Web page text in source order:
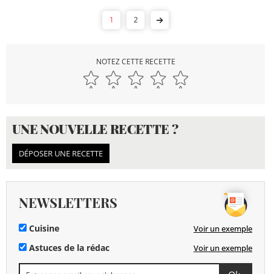
1 2
NOTEZ CETTE RECETTE
UNE NOUVELLE RECETTE ?
DÉPOSER UNE RECETTE
NEWSLETTERS
Cuisine Voir un exemple
Astuces de la rédac Voir un exemple